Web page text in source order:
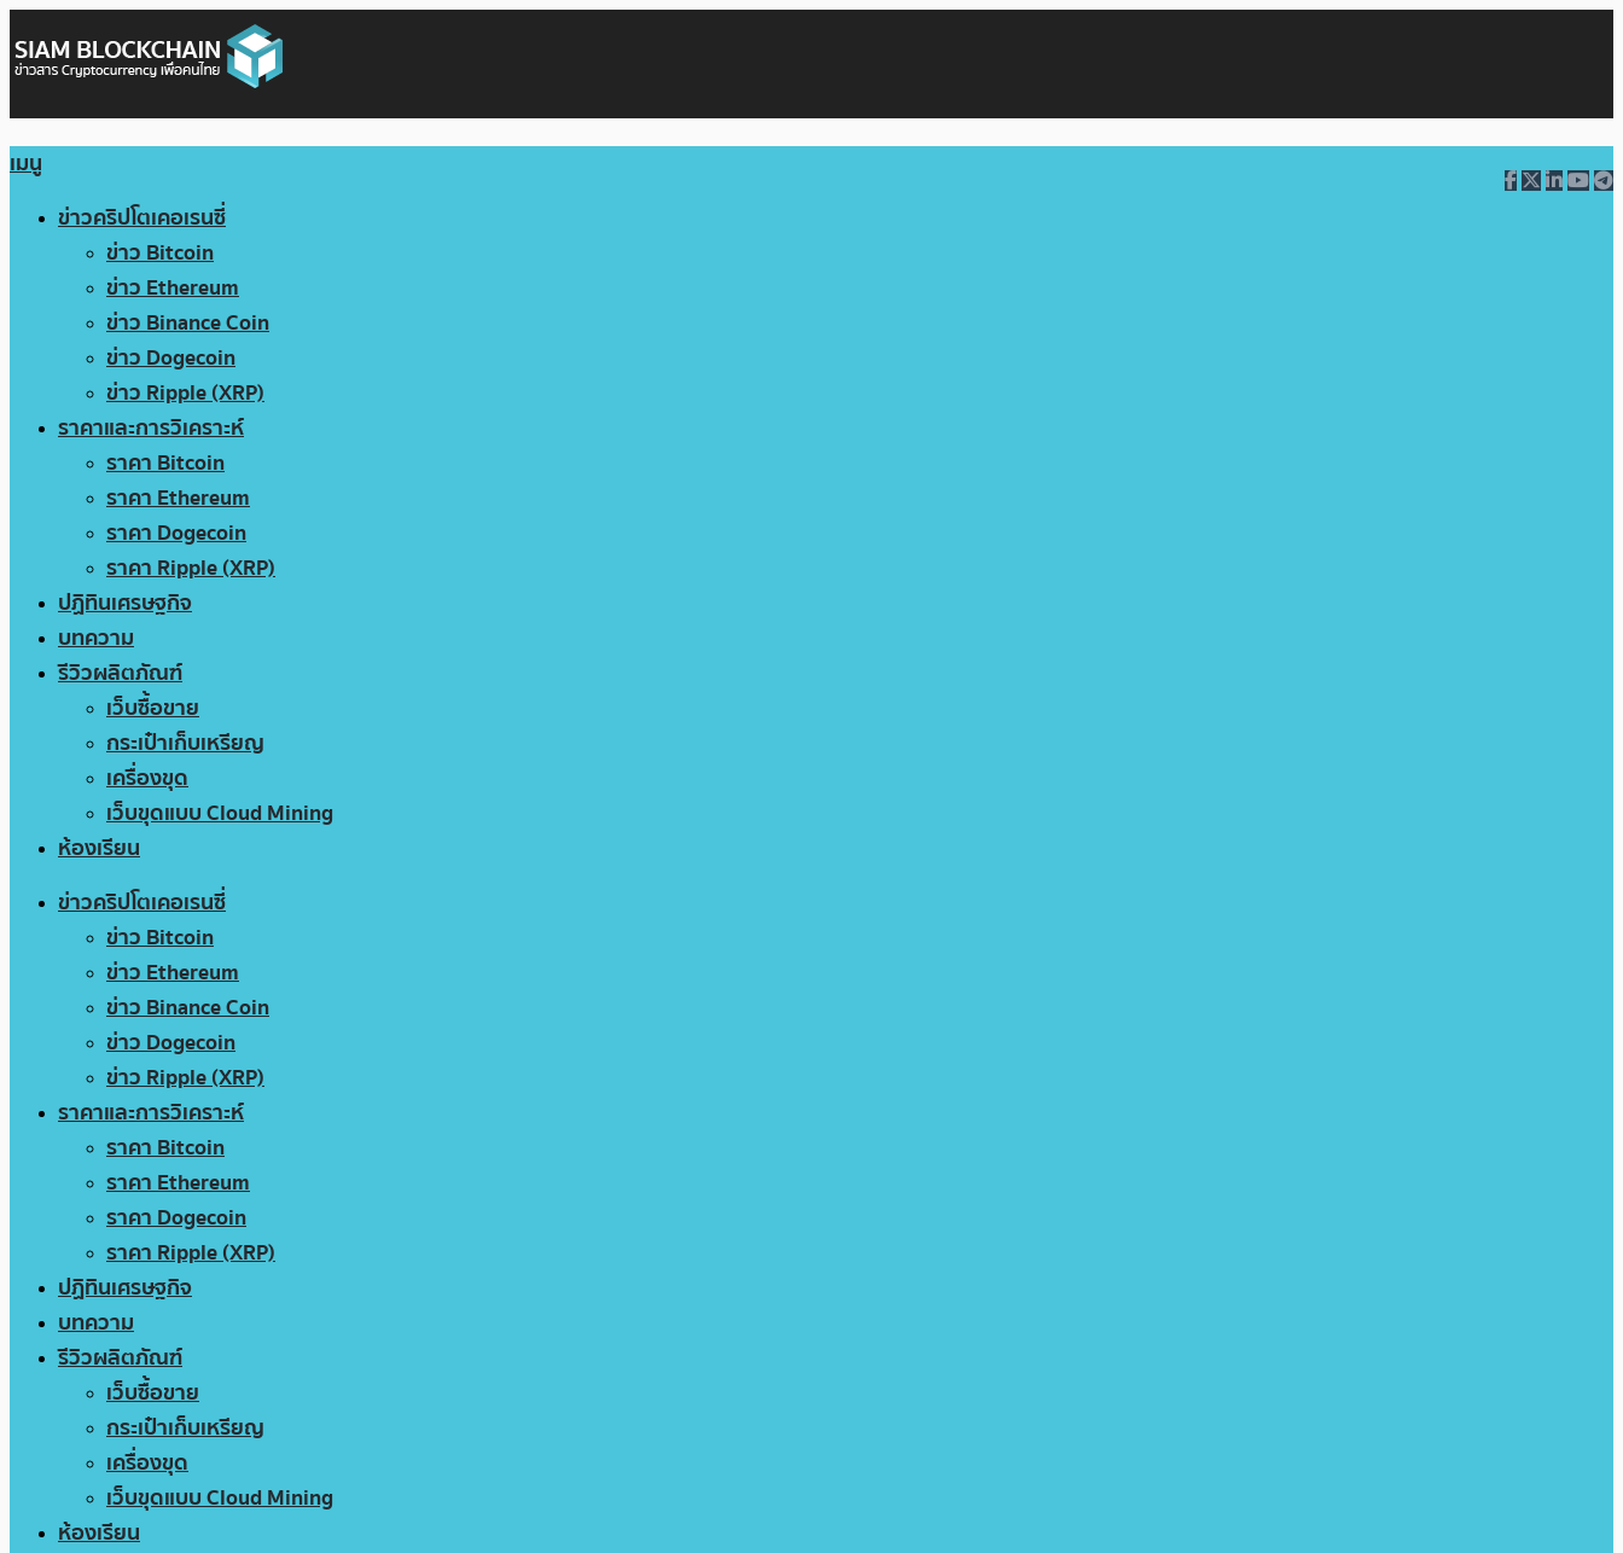
เมนู
ข่าวคริปโตเคอเรนซี่
ข่าว Bitcoin
ข่าว Ethereum
ข่าว Binance Coin
ข่าว Dogecoin
ข่าว Ripple (XRP)
ราคาและการวิเคราะห์
ราคา Bitcoin
ราคา Ethereum
ราคา Dogecoin
ราคา Ripple (XRP)
ปฏิทินเศรษฐกิจ
บทความ
รีวิวผลิตภัณฑ์
เว็บซื้อขาย
กระเป๋าเก็บเหรียญ
เครื่องขุด
เว็บขุดแบบ Cloud Mining
ห้องเรียน
ข่าวคริปโตเคอเรนซี่
ข่าว Bitcoin
ข่าว Ethereum
ข่าว Binance Coin
ข่าว Dogecoin
ข่าว Ripple (XRP)
ราคาและการวิเคราะห์
ราคา Bitcoin
ราคา Ethereum
ราคา Dogecoin
ราคา Ripple (XRP)
ปฏิทินเศรษฐกิจ
บทความ
รีวิวผลิตภัณฑ์
เว็บซื้อขาย
กระเป๋าเก็บเหรียญ
เครื่องขุด
เว็บขุดแบบ Cloud Mining
ห้องเรียน